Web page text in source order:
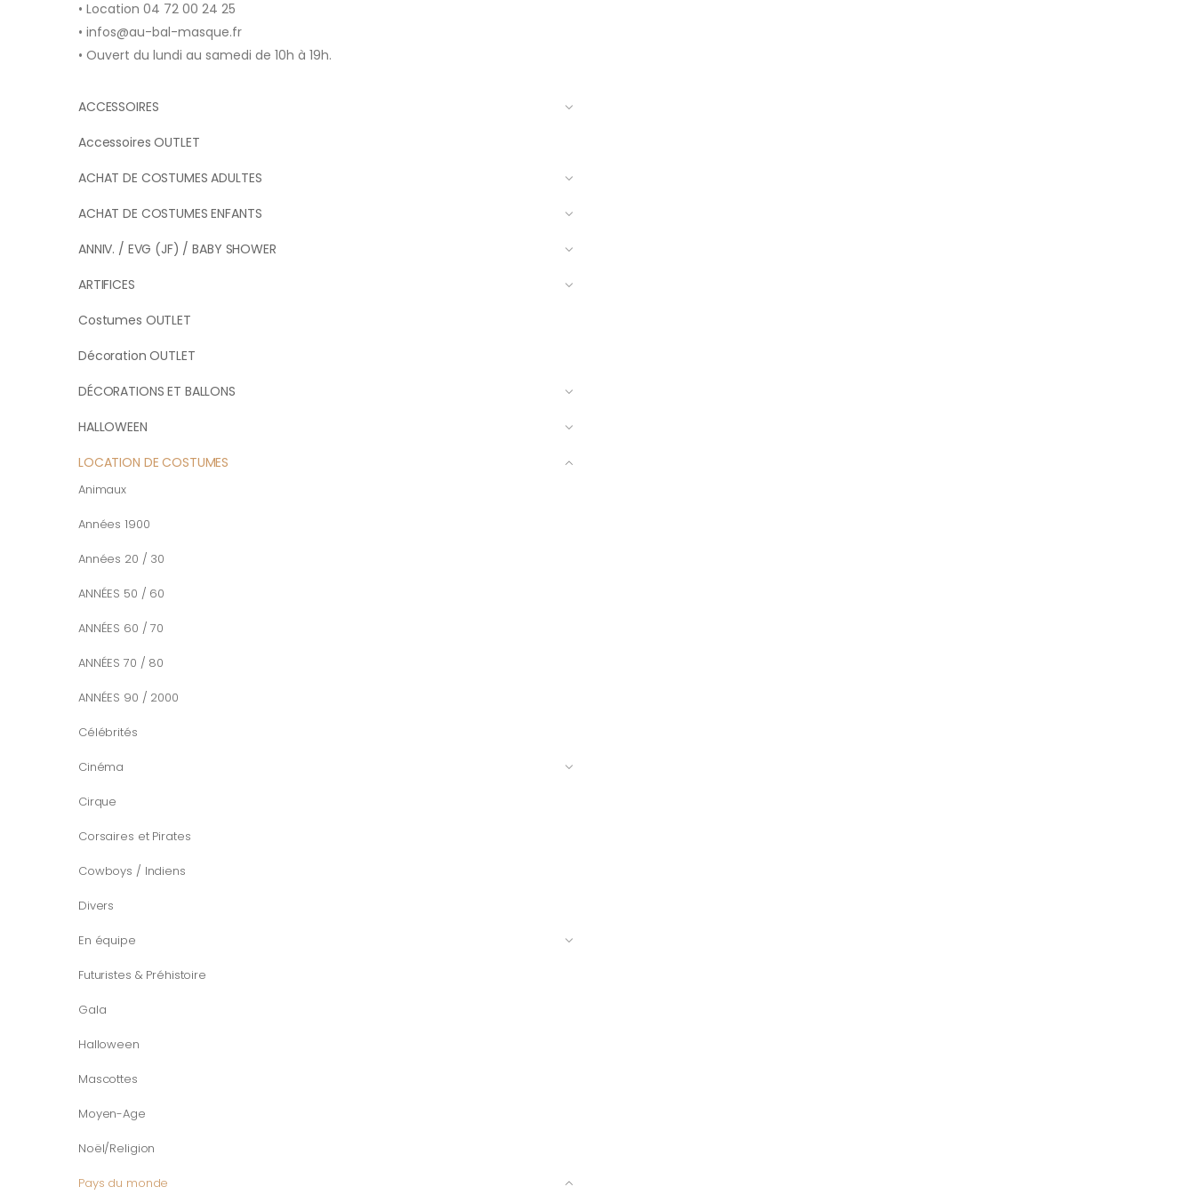
• Location 04 72 00 24 25
• infos@au-bal-masque.fr
• Ouvert du lundi au samedi de 10h à 19h.
ACCESSOIRES
Accessoires OUTLET
ACHAT DE COSTUMES ADULTES
ACHAT DE COSTUMES ENFANTS
ANNIV. / EVG (JF) / BABY SHOWER
ARTIFICES
Costumes OUTLET
Décoration OUTLET
DÉCORATIONS ET BALLONS
HALLOWEEN
LOCATION DE COSTUMES
Animaux
Années 1900
Années 20 / 30
ANNÉES 50 / 60
ANNÉES 60 / 70
ANNÉES 70 / 80
ANNÉES 90 / 2000
Célébrités
Cinéma
Cirque
Corsaires et Pirates
Cowboys / Indiens
Divers
En équipe
Futuristes & Préhistoire
Gala
Halloween
Mascottes
Moyen-Age
Noël/Religion
Pays du monde